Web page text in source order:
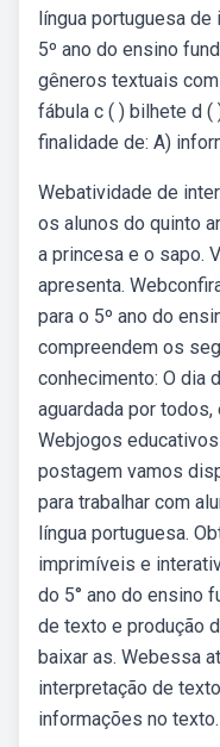
língua portuguesa de
5º ano do ensino
gêneros textuais
fábula c ( ) bilhete d
finalidade de: A)
Webatividade de
os alunos do quinto
a princesa e o sapo.
apresenta.
para o 5º ano do
compreendem os
conhecimento: O dia
aguardada por
Webjogos
postagem vamos
para trabalhar com
língua portuguesa.
imprimíveis e
do 5° ano do ensino
de texto e produção
baixar as. Webessa
interpretação de
informações no texto.